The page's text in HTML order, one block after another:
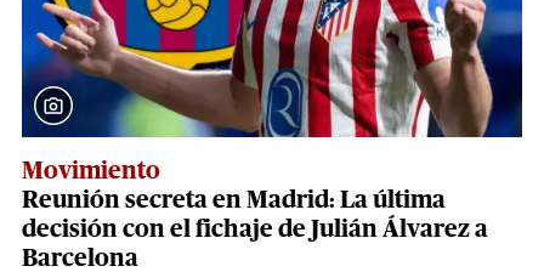
Movimiento
Reunión secreta en Madrid: La última
decisión con el fichaje de Julián Álvarez a
Barcelona